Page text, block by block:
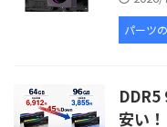
パーツ
DDR5
安い